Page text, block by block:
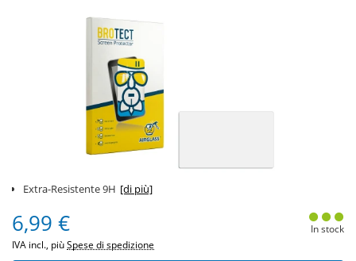
Extra-Resistente 9H [di più]
6,99 €
IVA incl., piùSpese di spedizione
In stock